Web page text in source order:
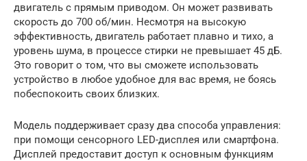
двигатель с прямым приводом. Он может развивать
скорость до 700 об/мин. Несмотря на высокую
эффективность, двигатель работает плавно и тихо, а
уровень шума, в процессе стирки не превышает 45 дБ.
Это говорит о том, что вы сможете использовать
устройство в любое удобное для вас время, не боясь
побеспокоить своих близких.
Модель поддерживает сразу два способа управления:
при помощи сенсорного LED-дисплея или смартфона.
Дисплей предоставит доступ к основным функциям